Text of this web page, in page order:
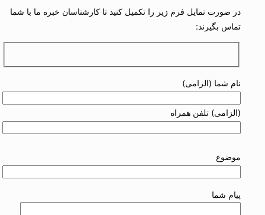
در صورت تمایل فرم زیر را تکمیل کنید تا کارشناسان خبره ما با شما
تماس بگیرند:
نام شما (الزامی)
(الزامی) تلفن همراه
موضوع
پیام شما